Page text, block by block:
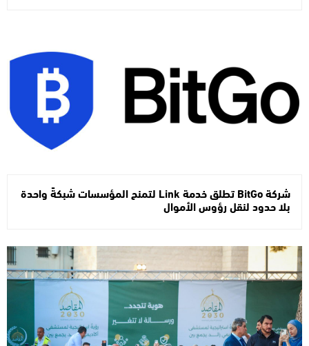
شركة BitGo تطلق خدمة Link لتمنح المؤسسات شبكةً واحدة
بلا حدود لنقل رؤوس الأموال